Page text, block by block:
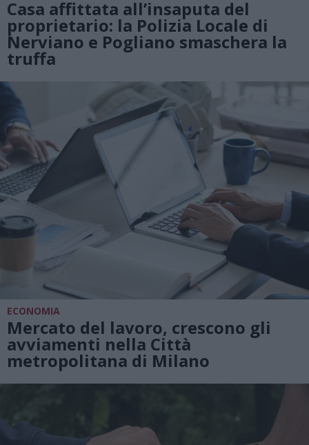
Casa affittata all’insaputa del
proprietario: la Polizia Locale di
Nerviano e Pogliano smaschera la
truffa
ECONOMIA
Mercato del lavoro, crescono gli
avviamenti nella Città
metropolitana di Milano